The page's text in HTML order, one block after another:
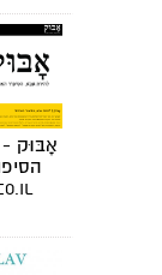
אָבּוּק